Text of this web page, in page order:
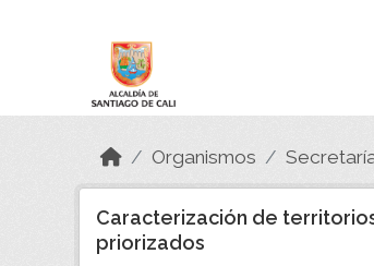
Organismos
Caracterización de
priorizados